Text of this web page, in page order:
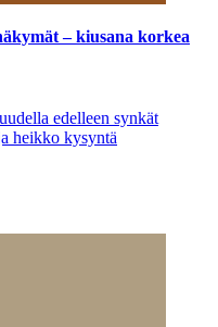
– kiusana korkea
edelleen synkät
heikko kysyntä